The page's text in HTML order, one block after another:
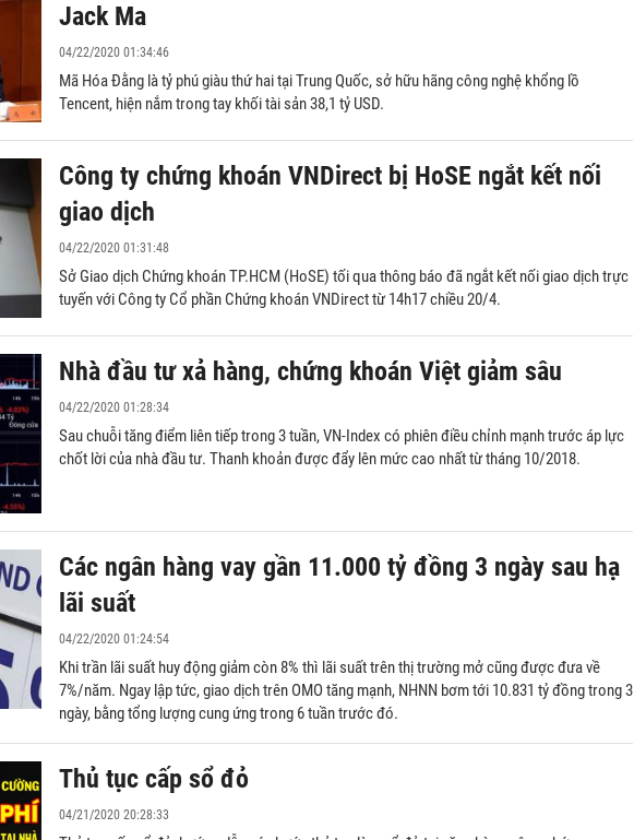
Jack Ma
04/22/2020 01:34:46
Mã Hóa Đằng là tỷ phú giàu thứ hai tại Trung Quốc, sở hữu hãng công nghệ khổng lồ
Tencent, hiện nắm trong tay khối tài sản 38,1 tỷ USD.
Công ty chứng khoán VNDirect bị HoSE ngắt kết nối
giao dịch
04/22/2020 01:31:48
Sở Giao dịch Chứng khoán TP.HCM (HoSE) tối qua thông báo đã ngắt kết nối giao dịch trực
tuyến với Công ty Cổ phần Chứng khoán VNDirect từ 14h17 chiều 20/4.
Nhà đầu tư xả hàng, chứng khoán Việt giảm sâu
04/22/2020 01:28:34
Sau chuỗi tăng điểm liên tiếp trong 3 tuần, VN-Index có phiên điều chỉnh mạnh trước áp lực
chốt lời của nhà đầu tư. Thanh khoản được đẩy lên mức cao nhất từ tháng 10/2018.
Các ngân hàng vay gần 11.000 tỷ đồng 3 ngày sau hạ
lãi suất
04/22/2020 01:24:54
Khi trần lãi suất huy động giảm còn 8% thì lãi suất trên thị trường mở cũng được đưa về
7%/năm. Ngay lập tức, giao dịch trên OMO tăng mạnh, NHNN bơm tới 10.831 tỷ đồng trong 3
ngày, bằng tổng lượng cung ứng trong 6 tuần trước đó.
Thủ tục cấp sổ đỏ
04/21/2020 20:28:33